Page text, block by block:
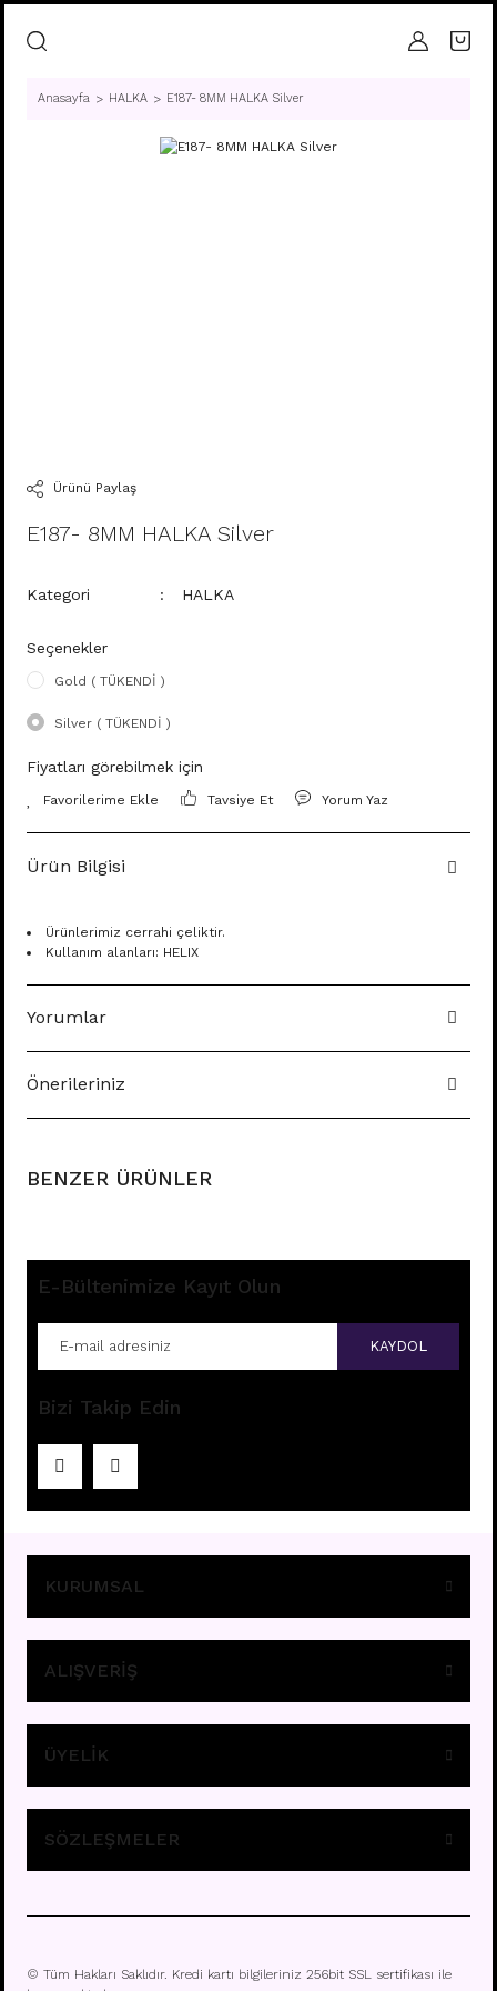
Anasayfa HALKA E187- 8MM HALKA Silver
Ürünü Paylaş
E187- 8MM HALKA Silver
Kategori HALKA
Seçenekler
Gold ( TÜKENDİ )
Silver ( TÜKENDİ )
Fiyatları görebilmek için
Tavsiye Et Yorum Yaz
Ürün Bilgisi
Ürünlerimiz cerrahi çeliktir.
Kullanım alanları: HELIX
Yorumlar
Önerileriniz
BENZER ÜRÜNLER
Fiyatları görebilmek içinüye girişi yapınız.
E-Bültenimize Kayıt Olun
KAYDOL
Bizi Takip Edin
KURUMSAL
ALIŞVERİŞ
ÜYELİK
SÖZLEŞMELER
© Tüm Hakları Saklıdır. Kredi kartı bilgileriniz 256bit SSL sertifikası ile